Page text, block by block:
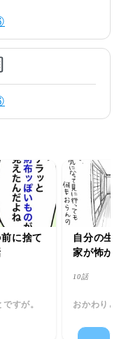
に捨て
すが。
自分の生
家が怖か
10話
おかわり